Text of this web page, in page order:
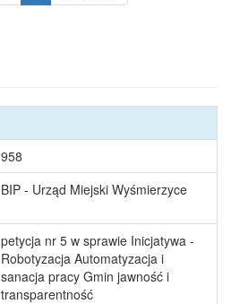
958
BIP - Urząd Miejski Wyśmierzyce
petycja nr 5 w sprawie Inicjatywa -
Robotyzacja Automatyzacja i
sanacja pracy Gmin jawność i
transparentność